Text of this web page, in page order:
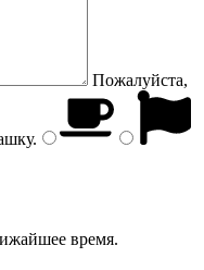
Пожалуйста,
.
время.